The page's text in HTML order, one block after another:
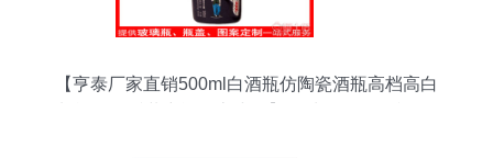
【亨泰厂家直销500ml白酒瓶仿陶瓷酒瓶高档高白